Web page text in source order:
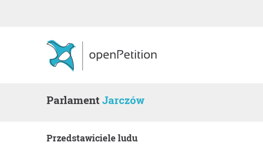
ParlamentJarczów
Przedstawiciele ludu